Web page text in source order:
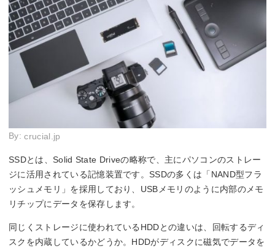
By:crucial.jp
SSDとは、Solid State Driveの略称で、主にパソコンのストレー
ジに活用されている記憶装置です。SSDの多くは「NAND型フラ
ッシュメモリ」を採用しており、USBメモリのように内部のメモ
リチップにデータを保存します。
同じくストレージに使われているHDDとの違いは、回転するディ
スクを内蔵しているかどうか。HDDがディスクに磁気でデータを